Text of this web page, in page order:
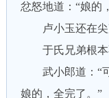
忿怒地道：“娘的
卢小玉还在尖
于氏兄弟根本
武小郎道：“可
娘的，全完了。”